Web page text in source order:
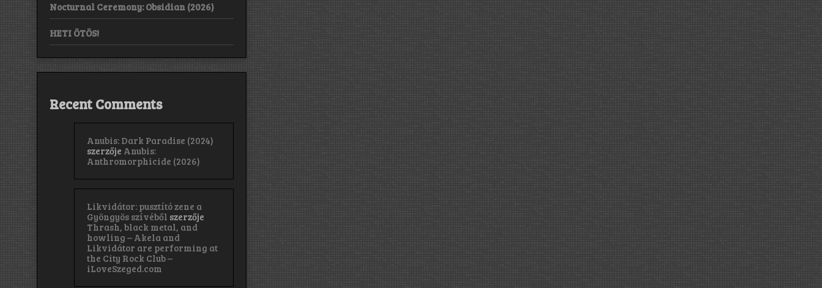
Nocturnal Ceremony: Obsidian (2026)
HETI ÖTÖS!
Recent Comments
Anubis: Dark Paradise (2024)
szerzője Anubis:
Anthromorphicide (2026)
Likvidátor: pusztító zene a
Gyöngyös szívéből szerzője
Thrash, black metal, and
howling – Akela and
Likvidátor are performing at
the City Rock Club –
iLoveSzeged.com